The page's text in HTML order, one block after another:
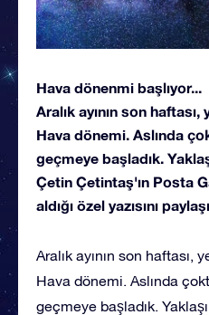
Hava dönenmi başlıyor...
Aralık ayının son
Hava dönemi. Aslında
geçmeye başladık.
Çetin Çetintaş'ın Posta
aldığı özel yazısını
Aralık ayının son haftası,
Hava dönemi. Aslında
geçmeye başladık.